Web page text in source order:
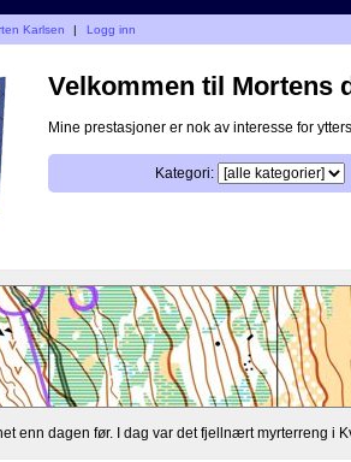
Karlsen | Logg inn
Velkommen til Mortens
Mine prestasjoner er nok av interesse for
Kategori:
enn dagen før. I dag var det fjellnært myrterreng i